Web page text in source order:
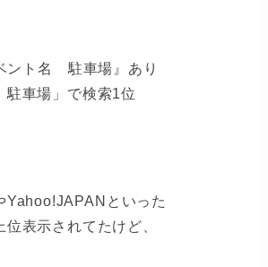
ント名 駐車場』あり
車場」で検索1位
Yahoo!JAPANといった
表示されてたけど、